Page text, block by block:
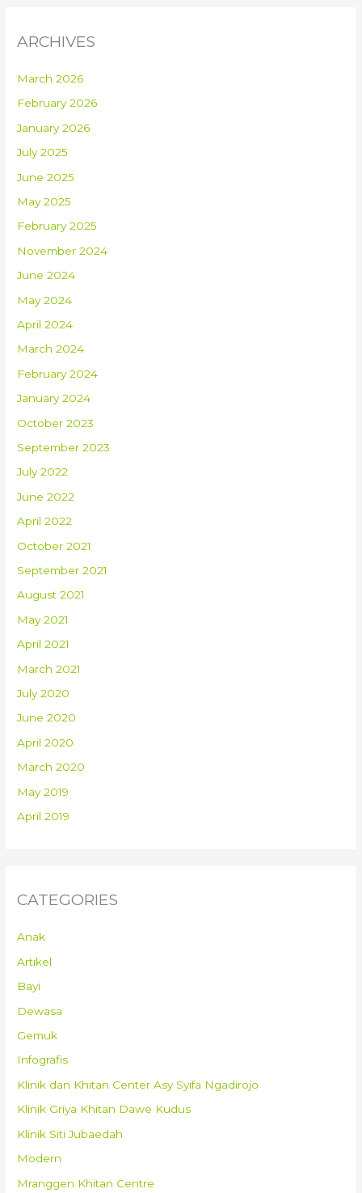
ARCHIVES
March 2026
February 2026
January 2026
July 2025
June 2025
May 2025
February 2025
November 2024
June 2024
May 2024
April 2024
March 2024
February 2024
January 2024
October 2023
September 2023
July 2022
June 2022
April 2022
October 2021
September 2021
August 2021
May 2021
April 2021
March 2021
July 2020
June 2020
April 2020
March 2020
May 2019
April 2019
CATEGORIES
Anak
Artikel
Bayi
Dewasa
Gemuk
Infografis
Klinik dan Khitan Center Asy Syifa Ngadirojo
Klinik Griya Khitan Dawe Kudus
Klinik Siti Jubaedah
Modern
Mranggen Khitan Centre